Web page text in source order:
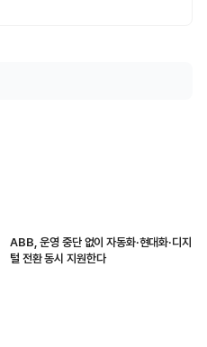
ABB, 운영 중단 없이 자동화·현대화·디지
털 전환 동시 지원한다